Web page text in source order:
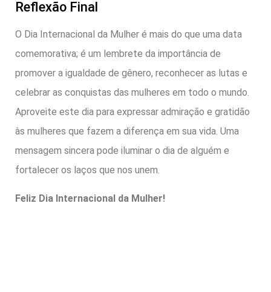
Reflexão Final
O Dia Internacional da Mulher é mais do que uma data
comemorativa; é um lembrete da importância de
promover a igualdade de gênero, reconhecer as lutas e
celebrar as conquistas das mulheres em todo o mundo.
Aproveite este dia para expressar admiração e gratidão
às mulheres que fazem a diferença em sua vida. Uma
mensagem sincera pode iluminar o dia de alguém e
fortalecer os laços que nos unem.
Feliz Dia Internacional da Mulher!